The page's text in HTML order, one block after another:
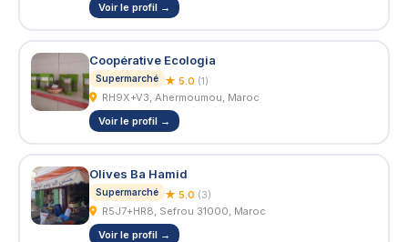
Voir le profil →
Coopérative Ecologia
Supermarché ★ 5.0 (1)
RH9X+V3, Ahermoumou, Maroc
Voir le profil →
Olives Ba Hamid
Supermarché ★ 5.0 (3)
R5J7+HR8, Sefrou 31000, Maroc
Voir le profil →